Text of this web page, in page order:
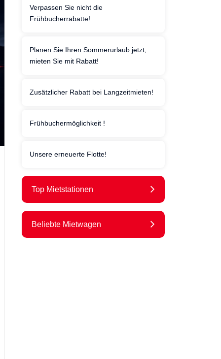
Verpassen Sie nicht die
Frühbucherrabatte!
Planen Sie Ihren Sommerurlaub jetzt,
mieten Sie mit Rabatt!
Zusätzlicher Rabatt bei Langzeitmieten!
Frühbuchermöglichkeit !
Unsere erneuerte Flotte!
Top Mietstationen
Beliebte Mietwagen